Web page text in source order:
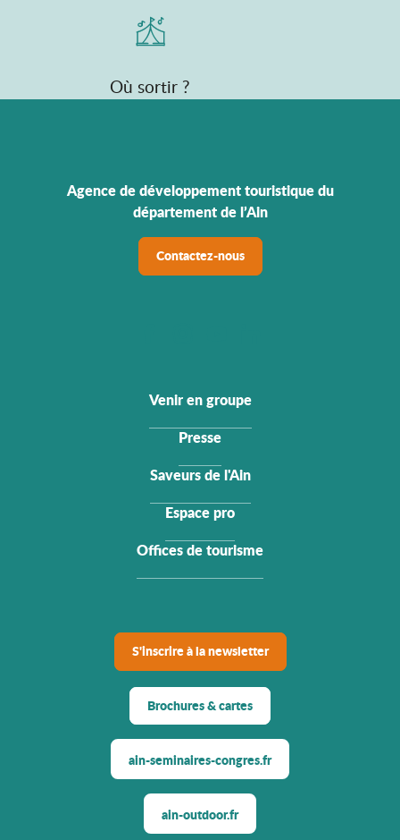
Où sortir ?
Agence de développement touristique du
département de l’Ain
Contactez-nous
Venir en groupe
Presse
Saveurs de l'Ain
Espace pro
Offices de tourisme
S'inscrire à la newsletter
Brochures & cartes
ain-seminaires-congres.fr
ain-outdoor.fr